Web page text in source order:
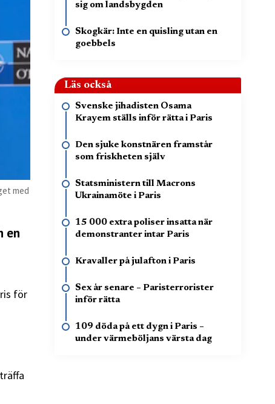
med
en
för
sig om landsbygden
Skogkär: Inte en quisling utan en
goebbels
Läs också
Svenske jihadisten Osama
Krayem ställs inför rätta i Paris
Den sjuke konstnären framstår
som friskheten själv
Statsministern till Macrons
Ukrainamöte i Paris
15 000 extra poliser insatta när
demonstranter intar Paris
Kravaller på julafton i Paris
Sex år senare – Paristerrorister
inför rätta
109 döda på ett dygn i Paris –
under värmeböljans värsta dag